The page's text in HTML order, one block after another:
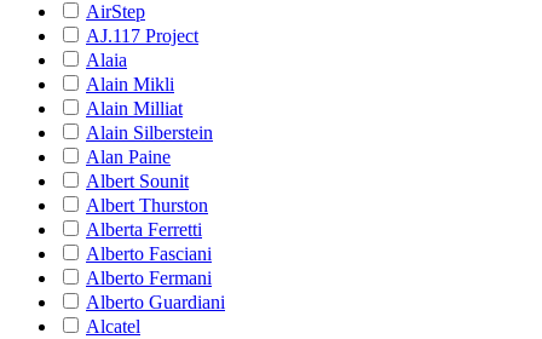
AirStep
AJ.117 Project
Alaia
Alain Mikli
Alain Milliat
Alain Silberstein
Alan Paine
Albert Sounit
Albert Thurston
Alberta Ferretti
Alberto Fasciani
Alberto Fermani
Alberto Guardiani
Alcatel